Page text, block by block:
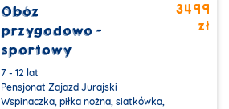
Obóz
przygodowo -
sportowy
3499
zł
7 - 12 lat
Pensjonat Zajazd Jurajski
Wspinaczka, piłka nożna, siatkówka,